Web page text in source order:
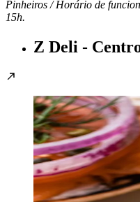
Pinheiros / Horário de
15h.
Z Deli -